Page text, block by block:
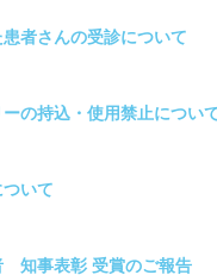
者さんの受診について
の持込・使用禁止につい
いて
知事表彰 受賞のご報告